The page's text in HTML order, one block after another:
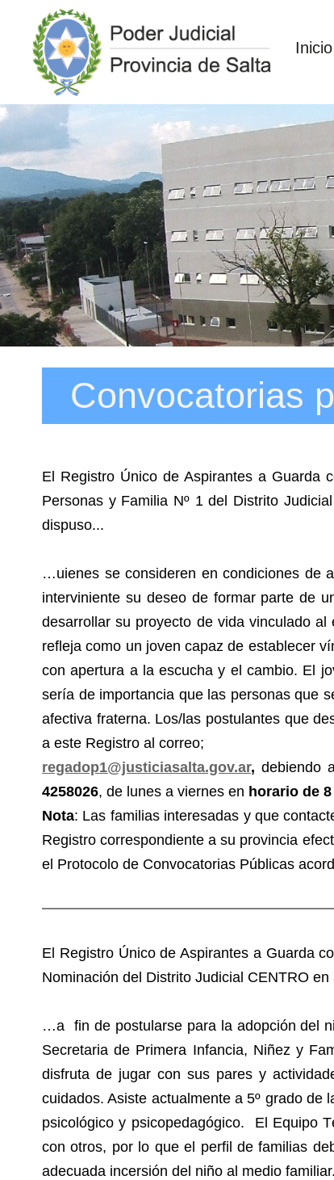
Inicio
Convocatorias
El Registro Único de Aspirantes a Guarda
Personas y Familia Nº 1 del Distrito
dispuso...
…uienes se consideren en condiciones de
interviniente su deseo de formar parte de
desarrollar su proyecto de vida vinculado
refleja como un joven capaz de establecer
con apertura a la escucha y el cambio. El
sería de importancia que las personas que
afectiva fraterna. Los/las postulantes que
a este Registro al correo;
regadop1@justiciasalta.gov.ar, debiendo
4258026, de lunes a viernes en horario de
Nota: Las familias interesadas y que
Registro correspondiente a su provincia
el Protocolo de Convocatorias Públicas
El Registro Único de Aspirantes a Guarda
Nominación del Distrito Judicial CENTRO
…a fin de postularse para la adopción del
Secretaria de Primera Infancia, Niñez y
disfruta de jugar con sus pares y
cuidados. Asiste actualmente a 5º grado
psicológico y psicopedagógico. El Equipo
con otros, por lo que el perfil de familias
adecuada incersión del niño al medio